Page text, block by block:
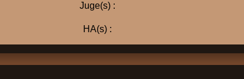
Juge(s) :
HA(s) :